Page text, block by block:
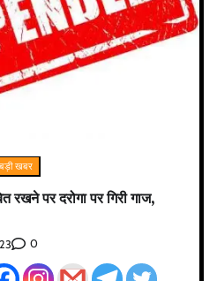
बड़ी खबर
रखने पर दरोगा पर गिरी गाज,
0